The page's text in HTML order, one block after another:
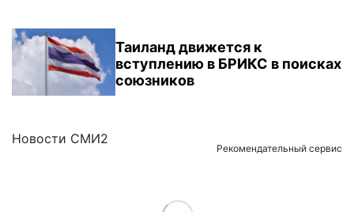
Таиланд движется к
вступлению в БРИКС в поисках
союзников
Новости СМИ2
Рекомендательный сервис